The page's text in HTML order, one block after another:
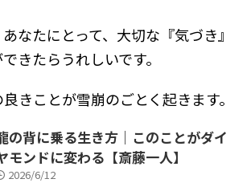
なたにとって、大切な『気づき』
きたらうれしいです。
きことが雪崩のごとく起きます。
の背に乗る生き方｜このことがダイ
モンドに変わる【斎藤一人】
2026/6/12